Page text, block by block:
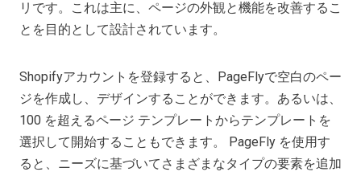
リです。これは主に、ページの外観と機能を改善するこ
とを目的として設計されています。
Shopifyアカウントを登録すると、PageFlyで空白のペー
ジを作成し、デザインすることができます。あるいは、
100 を超えるページ テンプレートからテンプレートを
選択して開始することもできます。 PageFly を使用す
ると、ニーズに基づいてさまざまなタイプの要素を追加